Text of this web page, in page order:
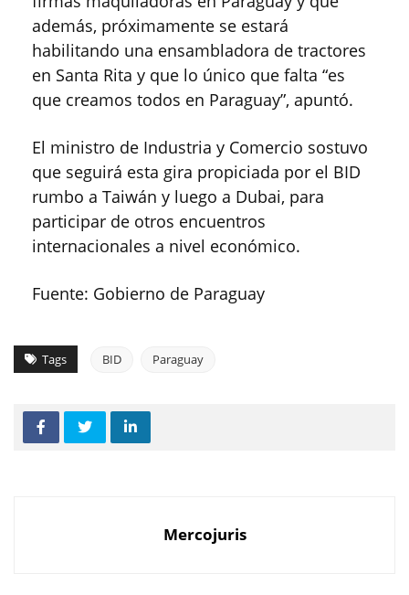
además, próximamente se estará
habilitando una ensambladora de tractores
en Santa Rita y que lo único que falta “es
que creamos todos en Paraguay”, apuntó.
El ministro de Industria y Comercio sostuvo
que seguirá esta gira propiciada por el BID
rumbo a Taiwán y luego a Dubai, para
participar de otros encuentros
internacionales a nivel económico.
Fuente: Gobierno de Paraguay
Tags BID Paraguay
Mercojuris